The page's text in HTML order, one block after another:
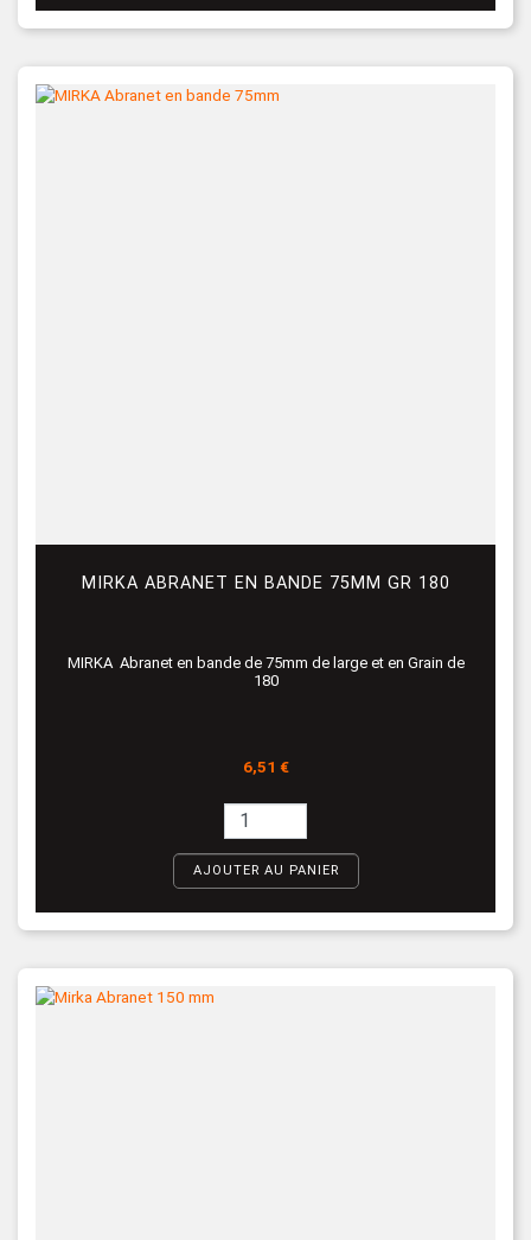
MIRKA ABRANET EN BANDE 75MM GR 180
MIRKA Abranet en bande de 75mm de large et en Grain de
180
Prix
6,51 €
AJOUTER AU PANIER